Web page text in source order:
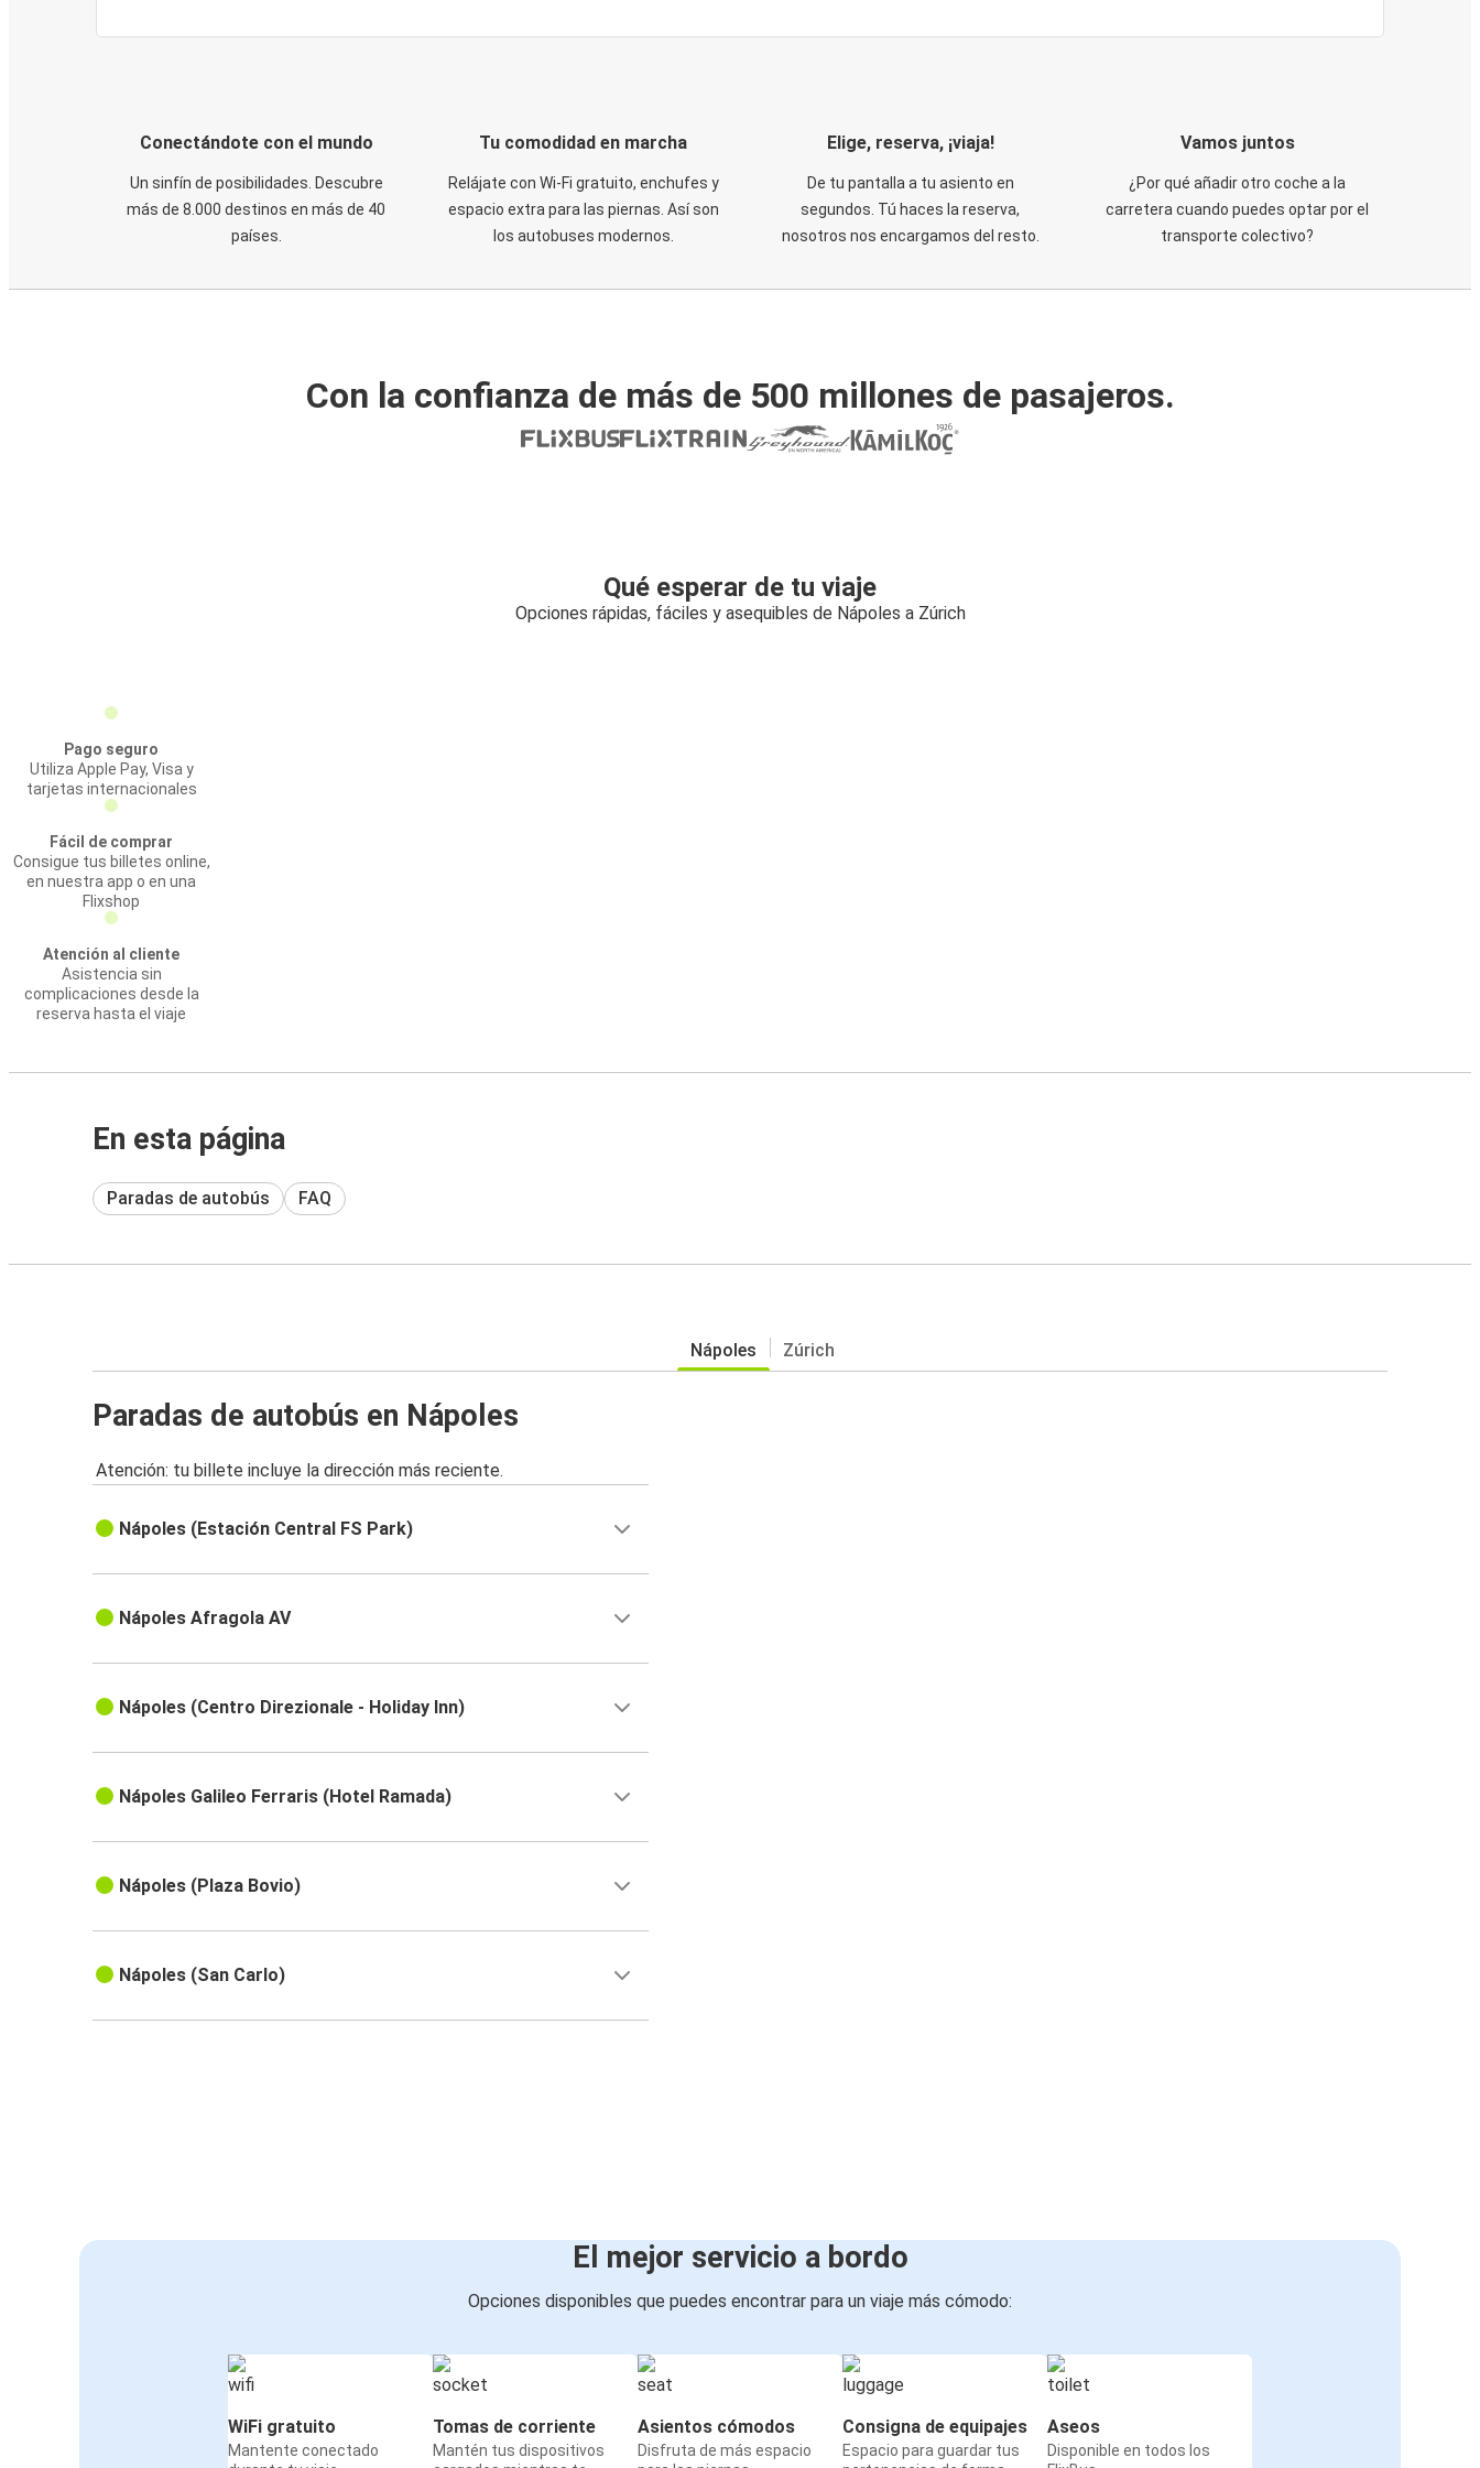
Conectándote con el mundo
Un sinfín de posibilidades. Descubre
más de 8.000 destinos en más de 40
países.
Tu comodidad en marcha
Relájate con Wi-Fi gratuito, enchufes y
espacio extra para las piernas. Así son
los autobuses modernos.
Elige, reserva, ¡viaja!
De tu pantalla a tu asiento en
segundos. Tú haces la reserva,
nosotros nos encargamos del resto.
Vamos juntos
¿Por qué añadir otro coche a la
carretera cuando puedes optar por el
transporte colectivo?
Con la confianza de más de 500 millones de pasajeros.
Qué esperar de tu viaje
Opciones rápidas, fáciles y asequibles de Nápoles a Zúrich
Pago seguro
Utiliza Apple Pay, Visa y
tarjetas internacionales
Fácil de comprar
Consigue tus billetes online,
en nuestra app o en una
Flixshop
Atención al cliente
Asistencia sin
complicaciones desde la
reserva hasta el viaje
En esta página
Paradas de autobús FAQ
Nápoles Zúrich
Paradas de autobús en Nápoles
Atención: tu billete incluye la dirección más reciente.
Nápoles (Estación Central FS Park)
Nápoles Afragola AV
Nápoles (Centro Direzionale - Holiday Inn)
Nápoles Galileo Ferraris (Hotel Ramada)
Nápoles (Plaza Bovio)
Nápoles (San Carlo)
El mejor servicio a bordo
Opciones disponibles que puedes encontrar para un viaje más cómodo:
WiFi gratuito
Mantente conectado
Tomas de corriente
Mantén tus dispositivos
Asientos cómodos
Disfruta de más espacio
Consigna de equipajes
Espacio para guardar tus
Aseos
Disponible en todos los